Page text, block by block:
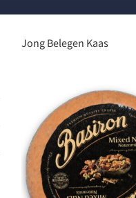
Jong Belegen Kaas